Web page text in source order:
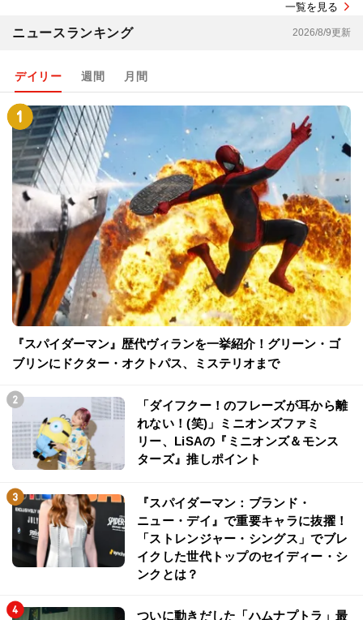
一覧を見る
ニュースランキング 2026/8/9更新
デイリー 週間 月間
『スパイダーマン』歴代ヴィランを一挙紹介！グリーン・ゴ
ブリンにドクター・オクトパス、ミステリオまで
「ダイフクー！のフレーズが耳から離
れない！(笑)」ミニオンズファミ
リー、LiSAの『ミニオンズ＆モンス
ターズ』推しポイント
『スパイダーマン：ブランド・
ニュー・デイ』で重要キャラに抜擢！
「ストレンジャー・シングス」でブレ
イクした世代トップのセイディー・シ
ンクとは？
ついに動きだした「ハムナプトラ」最